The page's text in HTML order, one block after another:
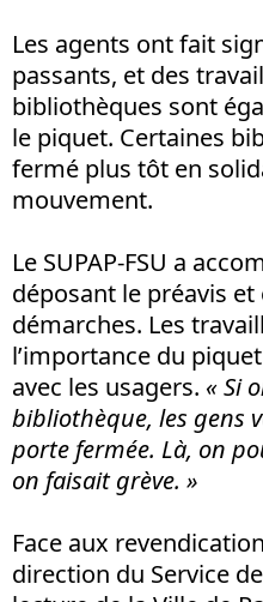
Les agents ont fait
passants, et des
bibliothèques sont
le piquet. Certaines
fermé plus tôt en
mouvement.
Le SUPAP-FSU a
déposant le préavis
démarches. Les
l’importance du
avec les usagers. « Si
bibliothèque, les gens
porte fermée. Là, on
on faisait grève. »
Face aux
direction du Service